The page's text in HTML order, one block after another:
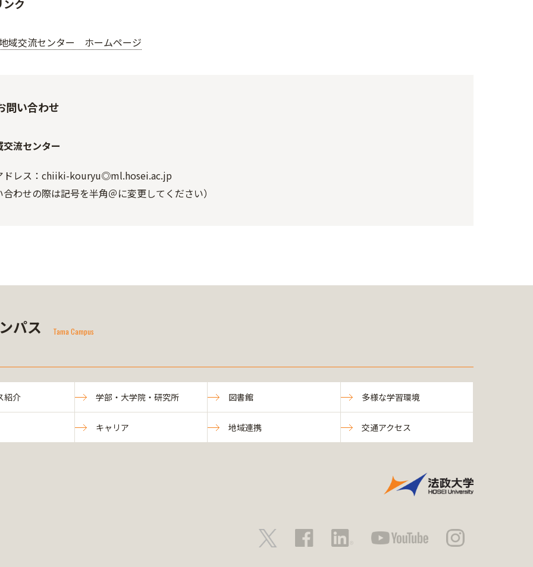
ク
域交流センター ホームページ
問い合わせ
流センター
ドレス：chiiki-kouryu◎ml.hosei.ac.jp
わせの際は記号を半角＠に変更してください）
パス Tama Campus
紹介 学部・大学院・研究所 図書館 多様な学習環境
キャリア 地域連携 交通アクセス